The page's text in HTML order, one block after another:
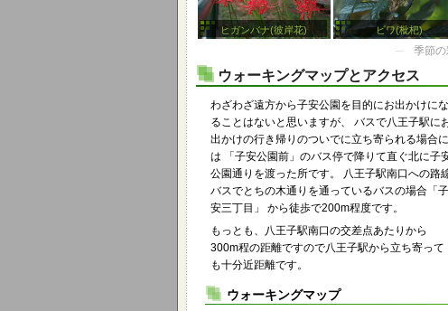
─ 季節の
ヒガンバナ(彼岸花) ビワ(枇杷)
ウォーキングマップとアクセス
わざわざ遠方から子安公園を目的にお出かけにな
ることはないと思いますが、 バスで八王子駅に
出かけの行き帰りのついでに立ち寄られる場合に
は 「子安公園前」のバス停で降りて直ぐ北に子
公園通りを渡った所です。 八王子駅南口への路
バスでとちの木通りを通っているバスの場合「子
安三丁目」 から徒歩で200m程度です。
もっとも、八王子駅南口の交差点あたりから
300m程の距離ですので八王子駅から立ち寄って
も十分近距離です。
ウォーキングマップ